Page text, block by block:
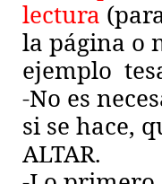
lectura
la página o
ejemplo
-No es
si se hace,
ALTAR.